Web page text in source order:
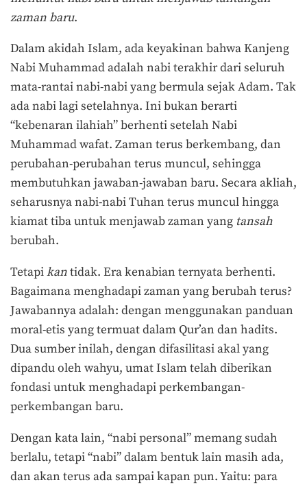
zaman baru.
Dalam akidah Islam, ada keyakinan bahwa Kanjeng
Nabi Muhammad adalah nabi terakhir dari seluruh
mata-rantai nabi-nabi yang bermula sejak Adam. Tak
ada nabi lagi setelahnya. Ini bukan berarti
“kebenaran ilahiah” berhenti setelah Nabi
Muhammad wafat. Zaman terus berkembang, dan
perubahan-perubahan terus muncul, sehingga
membutuhkan jawaban-jawaban baru. Secara akliah,
seharusnya nabi-nabi Tuhan terus muncul hingga
kiamat tiba untuk menjawab zaman yang tansah
berubah.
Tetapikantidak. Era kenabian ternyata berhenti.
Bagaimana menghadapi zaman yang berubah terus?
Jawabannya adalah: dengan menggunakan panduan
moral-etis yang termuat dalam Qur’an dan hadits.
Dua sumber inilah, dengan difasilitasi akal yang
dipandu oleh wahyu, umat Islam telah diberikan
fondasi untuk menghadapi perkembangan-
perkembangan baru.
Dengan kata lain, “nabi personal” memang sudah
berlalu, tetapi “nabi” dalam bentuk lain masih ada,
dan akan terus ada sampai kapan pun. Yaitu: para